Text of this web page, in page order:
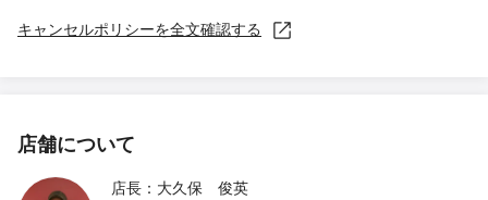
キャンセルポリシーを全文確認する
店舗について
店長：大久保 俊英